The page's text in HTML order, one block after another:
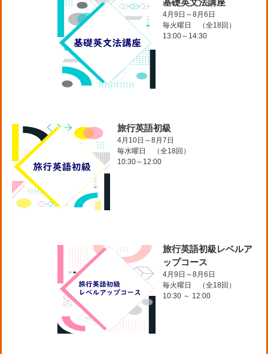
基礎英文法講座
4月9日～8月6日
毎火曜日 （全18回）
13:00～14:30
旅行英語初級
4月10日～8月7日
毎水曜日 （全18回）
10:30～12:00
旅行英語初級レベルア
ップコース
4月9日～8月6日
毎火曜日 （全18回）
10:30 ～ 12:00